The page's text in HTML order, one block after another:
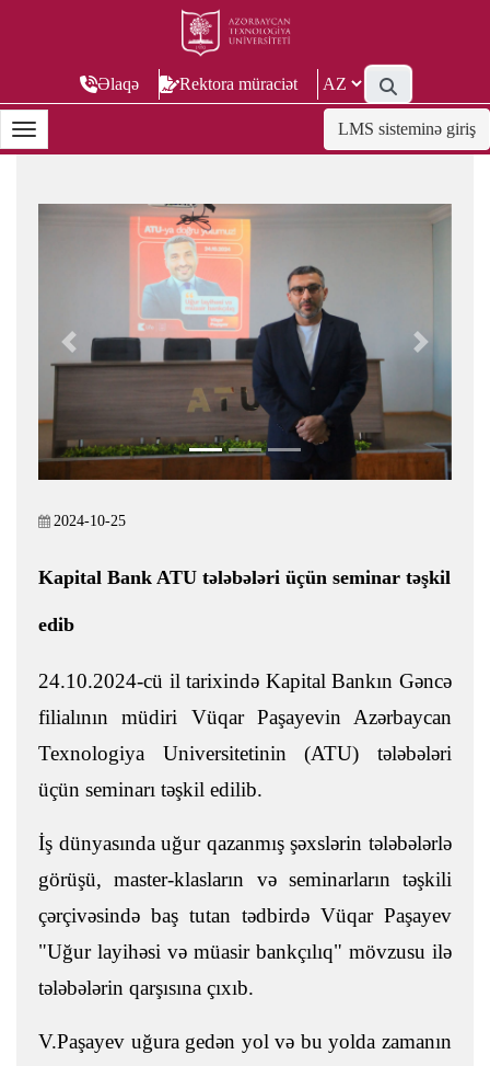
Əlaqə Rektora müraciət
LMS sisteminə giriş
Previous Next
2024-10-25
Kapital Bank ATU tələbələri üçün seminar təşkil
edib
24.10.2024-cü il tarixində Kapital Bankın Gəncə
filialının müdiri Vüqar Paşayevin Azərbaycan
Texnologiya Universitetinin (ATU) tələbələri
üçün seminarı təşkil edilib.
İş dünyasında uğur qazanmış şəxslərin tələbələrlə
görüşü, master-klasların və seminarların təşkili
çərçivəsində baş tutan tədbirdə Vüqar Paşayev
"Uğur layihəsi və müasir bankçılıq" mövzusu ilə
tələbələrin qarşısına çıxıb.
V.Paşayev uğura gedən yol və bu yolda zamanın